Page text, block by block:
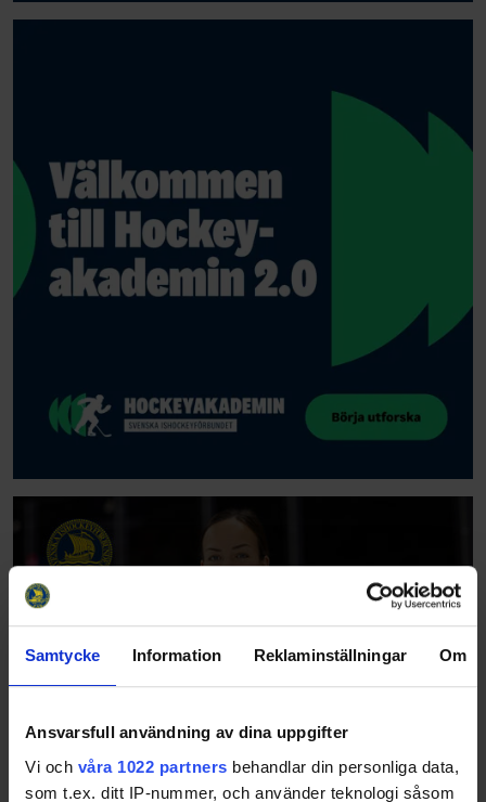
Samtycke Information Reklaminställningar Om
Ansvarsfull användning av dina uppgifter
Vi och våra 1022 partners behandlar din personliga data,
som t.ex. ditt IP-nummer, och använder teknologi såsom